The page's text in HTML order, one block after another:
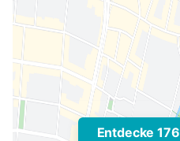
Entdecke